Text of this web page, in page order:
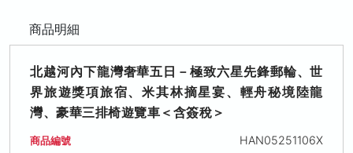
商品明細
北越河內下龍灣奢華五日－極致六星先鋒郵輪、世
界旅遊獎項旅宿、米其林摘星宴、輕舟秘境陸龍
灣、豪華三排椅遊覽車＜含簽稅＞
商品編號 HAN05251106X